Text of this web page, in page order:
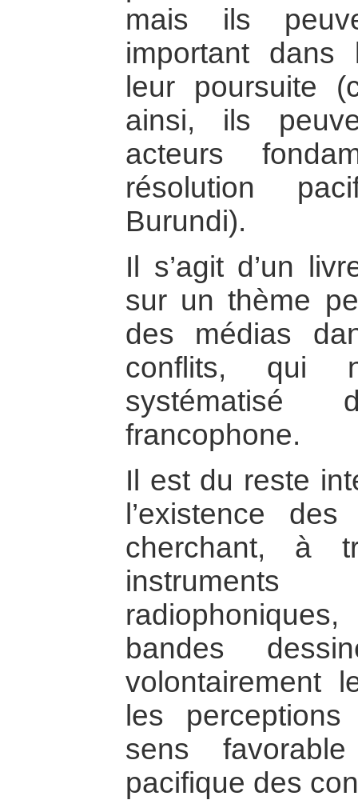
mais ils
important dans
leur poursuite
ainsi, ils
acteurs
résolution
Burundi).
Il s’agit d’un
sur un thème
des médias
conflits, qui
francophone.
Il est du reste
l’existence
cherchant, à
bandes
volontairement
les
sens
pacifique des